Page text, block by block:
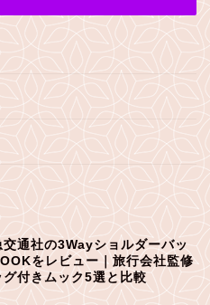
交通社の3Wayショルダーバッ
をレビュー｜旅行会社監修
グ付きムック5選と比較